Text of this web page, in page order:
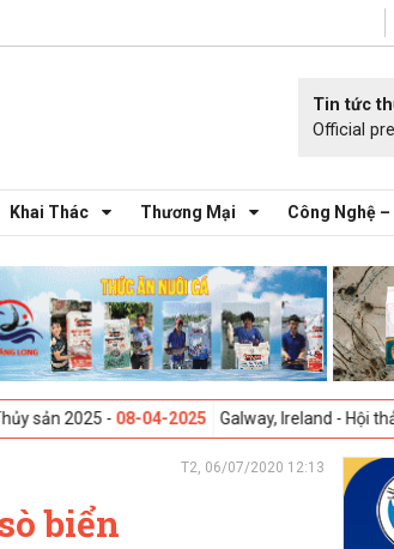
Tin tức
Official
Khai Thác Thương Mại Công Nghệ
-08-04-2025 Galway, Ireland - Hội thảo Sáng
T2, 06/07/2020 12:13
biển